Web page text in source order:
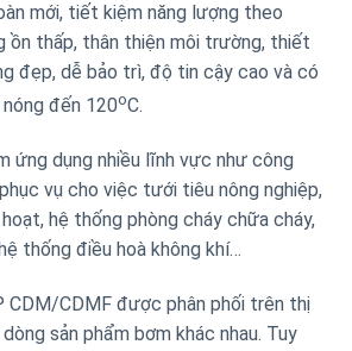
mới, tiết kiệm năng lượng theo
ồn thấp, thân thiện môi trường, thiết
đẹp, dễ bảo trì, độ tin cậy cao và có
đến 120oC.
ứng dụng nhiều lĩnh vực như công
vụ cho việc tưới tiêu nông nghiệp,
hệ thống phòng cháy chữa cháy,
thống điều hoà không khí…
CDM/CDMF được phân phối trên thị
sản phẩm bơm khác nhau. Tuy